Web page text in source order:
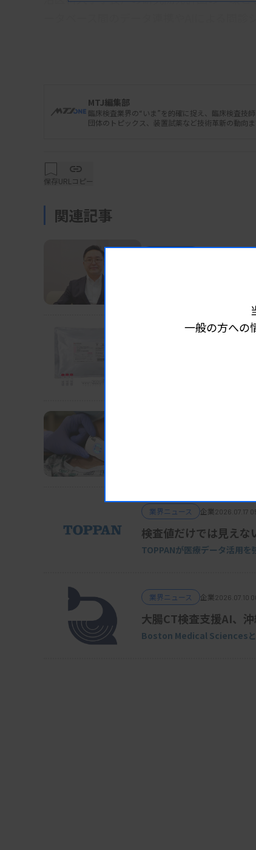
MTJ編集部
臨床検査業界の“いま”を的確に捉え、臨床検査技
団体のトピックス、装置試薬など技術革新の動向
保存URLコピー
関連記事
【新製品】「
デンカ、血流測定ウ
業界ニュース 企業2026.07.17
検査値だけでは見えな
TOPPANが医療データ活用を
業界ニュース 企業2026.07.10
大腸CT検査支援AI、
Boston Medical Sciencesと
一般の方への